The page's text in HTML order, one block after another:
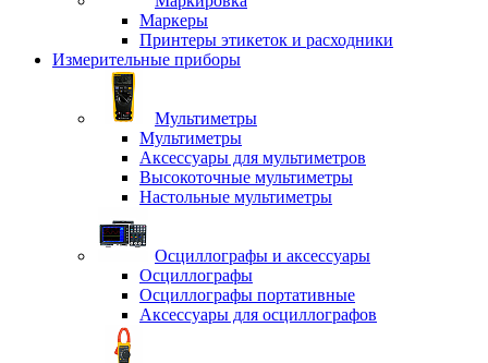
Маркеры
Принтеры этикеток и расходники
Измерительные приборы
Мультиметры
Мультиметры
Аксессуары для мультиметров
Высокоточные мультиметры
Настольные мультиметры
Осциллографы и аксессуары
Осциллографы
Осциллографы портативные
Аксессуары для осциллографов